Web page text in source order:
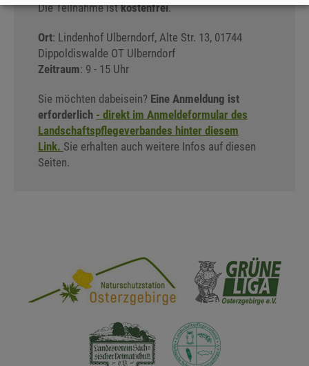
Die Teilnahme istkostenfrei.
Ort: Lindenhof Ulberndorf, Alte Str. 13, 01744
Dippoldiswalde OT Ulberndorf
Zeitraum: 9 - 15 Uhr
Sie möchten dabeisein? Eine Anmeldung ist
erforderlich - direkt im Anmeldeformular des
Landschaftspflegeverbandes hinter diesem
Link. Sie erhalten auch weitere Infos auf diesen
Seiten.